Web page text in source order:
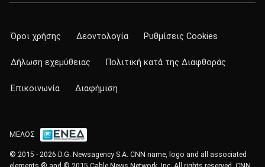
Όροι χρήσης Δεοντολογία Ρυθμίσεις Cookies
Δήλωση εχεμύθειας Πολιτική κατά της Διαφθοράς
Επικοινωνία Διαφήμιση
ΜΕΛΟΣ
© 2015 - 2026 D.G. Newsagency S.A. CNN name, logo and all associated